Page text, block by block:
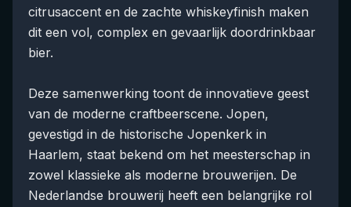
citrusaccent en de zachte whiskeyfinish maken
dit een vol, complex en gevaarlijk doordrinkbaar
bier.
Deze samenwerking toont de innovatieve geest
van de moderne craftbeerscene. Jopen,
gevestigd in de historische Jopenkerk in
Haarlem, staat bekend om het meesterschap in
zowel klassieke als moderne brouwerijen. De
Nederlandse brouwerij heeft een belangrijke rol